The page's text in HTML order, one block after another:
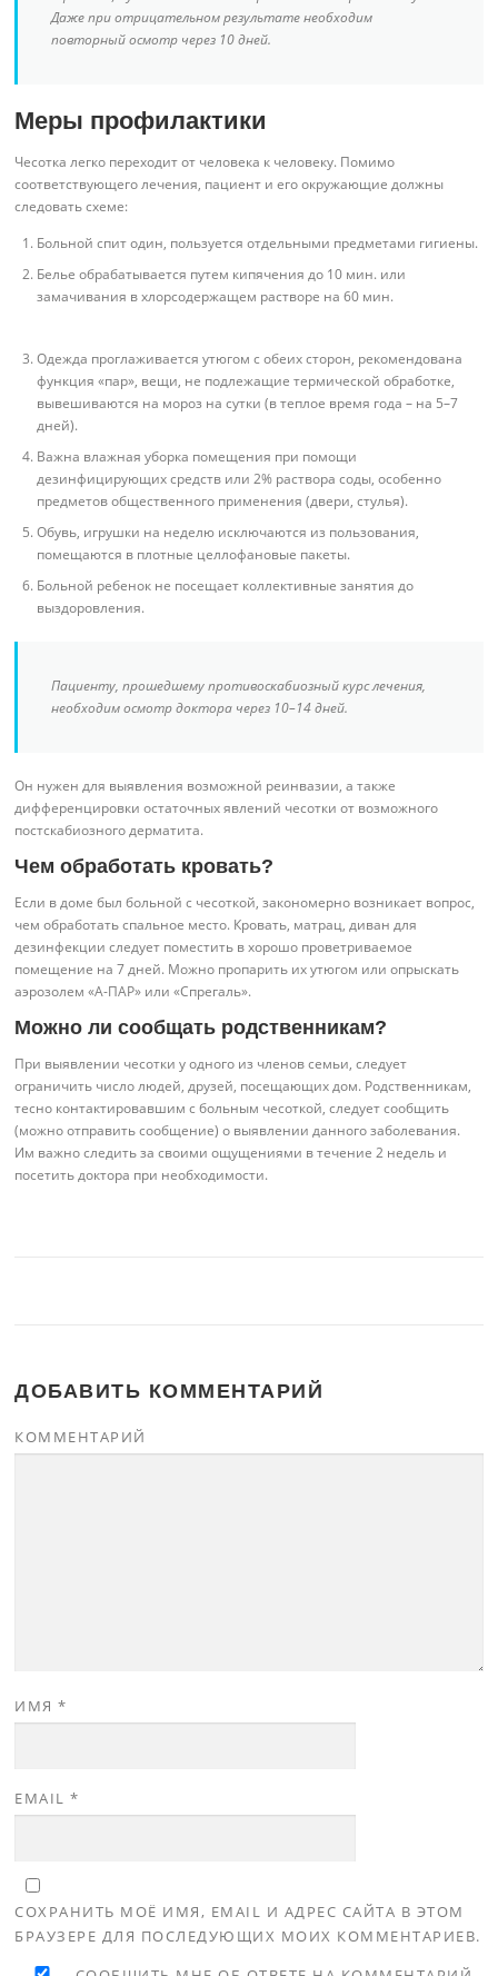
Даже при отрицательном результате необходим
повторный осмотр через 10 дней.
Меры профилактики
Чесотка легко переходит от человека к человеку. Помимо
соответствующего лечения, пациент и его окружающие должны
следовать схеме:
Больной спит один, пользуется отдельными предметами гигиены.
Белье обрабатывается путем кипячения до 10 мин. или
замачивания в хлорсодержащем растворе на 60 мин.
Одежда проглаживается утюгом с обеих сторон, рекомендована
функция «пар», вещи, не подлежащие термической обработке,
вывешиваются на мороз на сутки (в теплое время года – на 5–7
дней).
Важна влажная уборка помещения при помощи
дезинфицирующих средств или 2% раствора соды, особенно
предметов общественного применения (двери, стулья).
Обувь, игрушки на неделю исключаются из пользования,
помещаются в плотные целлофановые пакеты.
Больной ребенок не посещает коллективные занятия до
выздоровления.
Пациенту, прошедшему противоскабиозный курс лечения,
необходим осмотр доктора через 10–14 дней.
Он нужен для выявления возможной реинвазии, а также
дифференцировки остаточных явлений чесотки от возможного
постскабиозного дерматита.
Чем обработать кровать?
Если в доме был больной с чесоткой, закономерно возникает вопрос,
чем обработать спальное место. Кровать, матрац, диван для
дезинфекции следует поместить в хорошо проветриваемое
помещение на 7 дней. Можно пропарить их утюгом или опрыскать
аэрозолем «А-ПАР» или «Спрегаль».
Можно ли сообщать родственникам?
При выявлении чесотки у одного из членов семьи, следует
ограничить число людей, друзей, посещающих дом. Родственникам,
тесно контактировавшим с больным чесоткой, следует сообщить
(можно отправить сообщение) о выявлении данного заболевания.
Им важно следить за своими ощущениями в течение 2 недель и
посетить доктора при необходимости.
ДОБАВИТЬ КОММЕНТАРИЙ
КОММЕНТАРИЙ
ИМЯ*
EMAIL*
СОХРАНИТЬ МОЁ ИМЯ, EMAIL И АДРЕС САЙТА В ЭТОМ
БРАУЗЕРЕ ДЛЯ ПОСЛЕДУЮЩИХ МОИХ КОММЕНТАРИЕВ.